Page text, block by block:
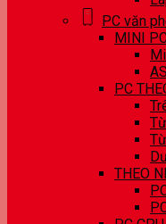
PC văn
MINI
PC
THEO